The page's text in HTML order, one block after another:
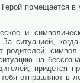
помещается
и
когда
на
придется
отправляют в